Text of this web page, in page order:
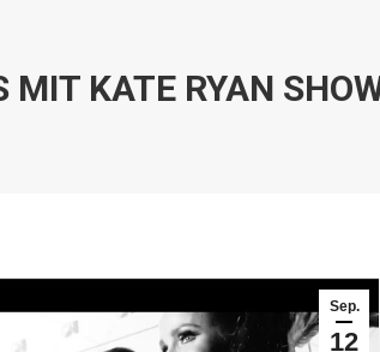
MIT KATE RYAN
Sep.
12